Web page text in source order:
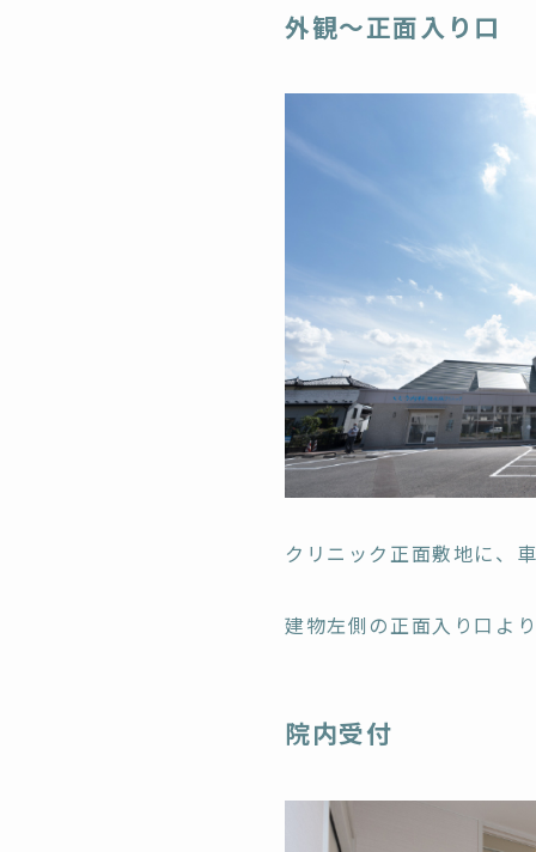
外観〜正面入り口
クリニック正面敷地に、
建物左側の正面入り口よ
院内受付